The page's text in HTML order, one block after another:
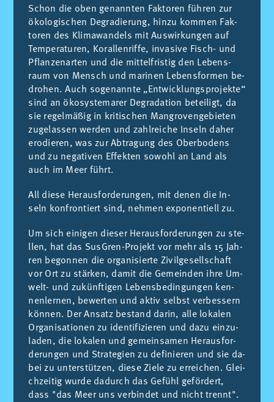
Schon die oben ge­nann­ten Fak­to­ren füh­ren zur
öko­lo­gis­chen De­gra­die­rung, hin­zu kom­men Fak­
to­ren des Kli­ma­wan­dels mit Aus­wir­kun­gen auf
Tem­pe­ra­tu­ren, Ko­ra­llen­rif­fe, in­va­si­ve Fisch- und
Pflan­ze­nar­ten und die mit­tel­fris­tig den Le­bens­
raum von Mensch und ma­ri­nen Le­bens­for­men be­
drohen. Auch so­ge­nann­te „Ent­wi­cklungs­pro­jek­te“
sind an ökosys­te­ma­rer De­gra­da­tion be­tei­ligt, da
sie re­gel­mäßig in kri­tis­chen Man­gro­ven­ge­bie­ten
zu­ge­las­sen wer­den und zahl­rei­che In­seln daher
ero­die­ren, was zur Ab­tra­gung des Ober­bo­dens
und zu ne­ga­ti­ven Ef­fek­ten so­wohl an Land als
auch im Meer führt.
All die­se He­raus­for­de­run­gen, mit de­nen die In­
seln kon­fron­tiert sind, neh­men ex­po­nen­tiell zu.
Um sich ei­ni­gen die­ser He­raus­for­de­run­gen zu ste­
llen, hat das Sus­Gren-Pro­jekt vor mehr als 15 Jah­
ren be­gon­nen die or­ga­ni­sier­te Zi­vil­ge­se­lls­chaft
vor Ort zu stär­ken, da­mit die Ge­mein­den ihre Um­
welt- und zu­kün­fti­gen Le­bens­be­din­gun­gen ken­
nen­ler­nen, be­wer­ten und ak­tiv selbst ver­bes­sern
kön­nen. Der An­satz bes­tand da­rin, alle lo­ka­len
Or­ga­ni­sa­tio­nen zu iden­ti­fi­zie­ren und dazu ein­zu­
la­den, die lo­ka­len und ge­mein­sa­men He­raus­for­
de­run­gen und Stra­te­gien zu de­fi­nie­ren und sie da­
bei zu un­ters­tüt­zen, die­se Zie­le zu errei­chen. Glei­
ch­zei­tig wur­de da­durch das Ge­fühl ge­för­dert,
dass "das Meer uns ver­bin­det und ni­cht trennt".